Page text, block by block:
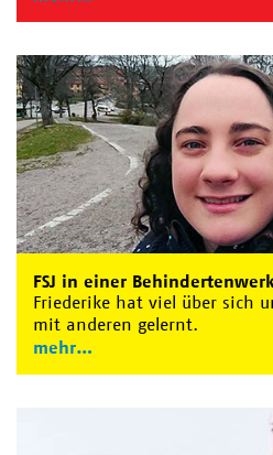
FSJ in einer
Friederike hat viel über sich
mit anderen gelernt.
mehr